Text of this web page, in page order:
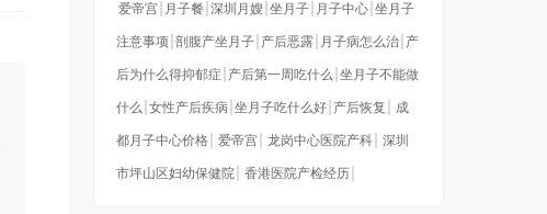
宠爱妈妈
联系我们
爱帝宫 月子餐 深圳月嫂 坐月子 月子中心 坐月子
注意事项 剖腹产坐月子 产后恶露 月子病怎么治 产
后为什么得抑郁症 产后第一周吃什么 坐月子不能做
什么 女性产后疾病 坐月子吃什么好 产后恢复 成
都月子中心价格 爱帝宫 龙岗中心医院产科 深圳
市坪山区妇幼保健院 香港医院产检经历